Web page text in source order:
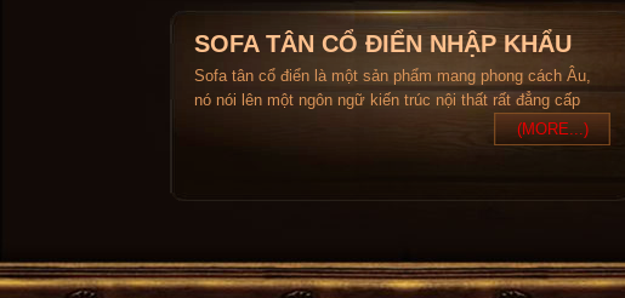
SOFA TÂN CỔ ĐIỂN NHẬP KHẨU
Sofa tân cổ điển là một sản phẩm mang phong cách Âu,
nó nói lên một ngôn ngữ kiến trúc nội thất rất đẳng cấp
(MORE...)